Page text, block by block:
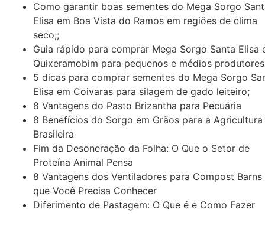
Como garantir boas sementes do Mega Sorgo
Elisa em Boa Vista do Ramos em regiões de clima
seco;;
Guia rápido para comprar Mega Sorgo Santa Elisa
Quixeramobim para pequenos e médios
5 dicas para comprar sementes do Mega Sorgo
Elisa em Coivaras para silagem de gado leiteiro;
8 Vantagens do Pasto Brizantha para Pecuária
8 Benefícios do Sorgo em Grãos para a Agricultura
Brasileira
Fim da Desoneração da Folha: O Que o Setor de
Proteína Animal Pensa
8 Vantagens dos Ventiladores para Compost Barns
que Você Precisa Conhecer
Diferimento de Pastagem: O Que é e Como Fazer